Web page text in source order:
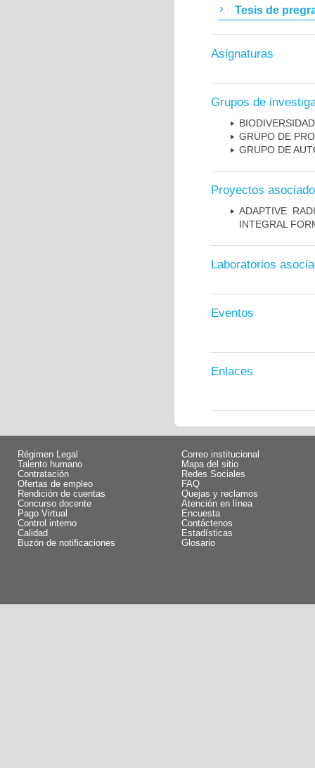
Tesis de
Asignaturas
Grupos de
GRUPO DE
GRUPO DE
Proyectos
ADAPTIVE
INTEGRAL
Laboratorios
Eventos
Enlaces
Régimen Legal
Talento humano
Contratación
Ofertas de empleo
Rendición de cuentas
Concurso docente
Pago Virtual
Control interno
Calidad
Buzón de notificaciones
Correo institucional
Mapa del sitio
Redes Sociales
FAQ
Quejas y reclamos
Atención en línea
Encuesta
Contáctenos
Estadísticas
Glosario